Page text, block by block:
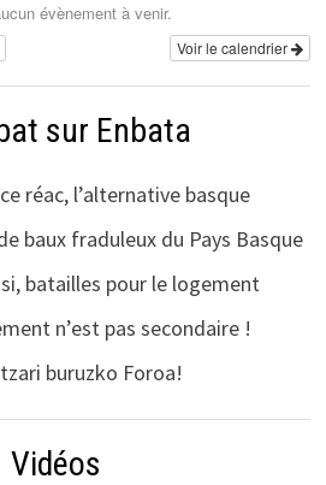
évènement à venir.
Voir le calendrier
sur Enbata
réac, l’alternative basque
baux fraduleux du Pays Basque
batailles pour le logement
n’est pas secondaire !
buruzko Foroa!
Vidéos